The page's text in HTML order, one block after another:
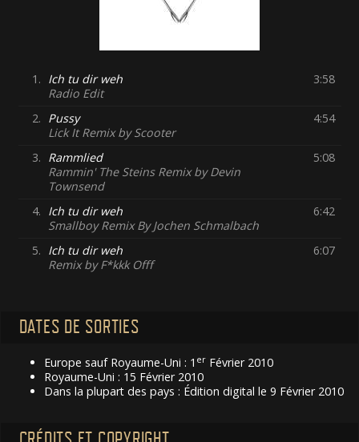
1. Ich tu dir weh
Radio Edit
3:58
2. Pussy
Lick It Remix by Scooter
4:54
3. Rammlied
Rammin' The Steins Remix by Devin
Townsend
5:08
4. Ich tu dir weh
Smallboy Remix By Jochen Schmalbach
6:42
5. Ich tu dir weh
Remix by F*kkk Offf
6:07
DATES DE SORTIES
Europe sauf Royaume-Uni : 1 er Février 2010
Royaume-Uni : 15 Février 2010
Dans la plupart des pays : Édition digital le 9 Février 2010